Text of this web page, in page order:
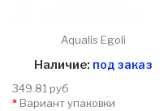
Aqualis Egoli
Наличие: под заказ
349.81 руб
Вариант упаковки